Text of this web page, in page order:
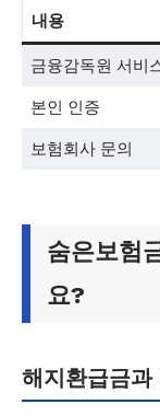
내용
금융감독원 서비
본인 인증
보험회사 문의
숨은보험
요?
해지환급금과